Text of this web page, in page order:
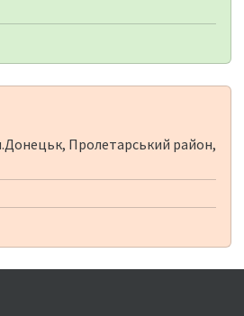
Пролетарський район,